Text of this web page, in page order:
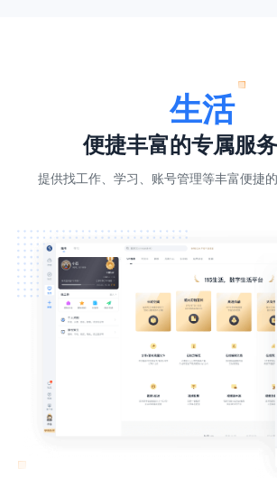
生活
便捷丰富的专属服
提供找工作、学习、账号管理等丰富便捷的